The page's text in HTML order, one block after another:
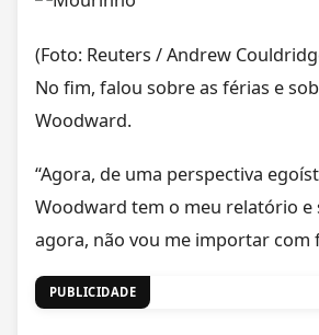
(Foto: Reuters / Andrew
No fim, falou sobre as férias e
Woodward.
“Agora, de uma perspectiva
Woodward tem o meu relatório e
agora, não vou me importar com
PUBLICIDADE